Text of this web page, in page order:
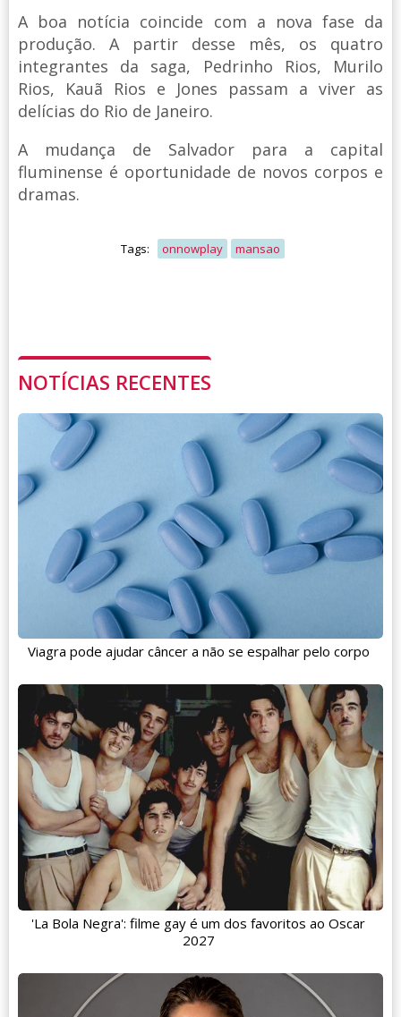
A boa notícia coincide com a nova fase da
produção. A partir desse mês, os quatro
integrantes da saga, Pedrinho Rios, Murilo
Rios, Kauã Rios e Jones passam a viver as
delícias do Rio de Janeiro.
A mudança de Salvador para a capital
fluminense é oportunidade de novos corpos e
dramas.
Tags: onnowplay mansao
NOTÍCIAS RECENTES
Viagra pode ajudar câncer a não se espalhar pelo corpo
'La Bola Negra': filme gay é um dos favoritos ao Oscar
2027